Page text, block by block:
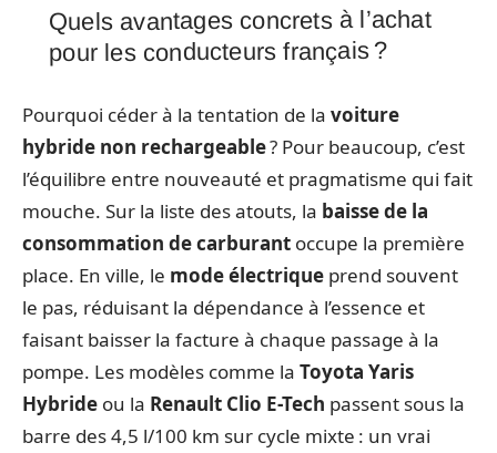
Quels avantages concrets à l’achat
pour les conducteurs français ?
Pourquoi céder à la tentation de la voiture
hybride non rechargeable? Pour beaucoup, c’est
l’équilibre entre nouveauté et pragmatisme qui fait
mouche. Sur la liste des atouts, la baisse de la
consommation de carburant occupe la première
place. En ville, le mode électrique prend souvent
le pas, réduisant la dépendance à l’essence et
faisant baisser la facture à chaque passage à la
pompe. Les modèles comme la Toyota Yaris
Hybride ou la Renault Clio E-Tech passent sous la
barre des 4,5 l/100 km sur cycle mixte : un vrai